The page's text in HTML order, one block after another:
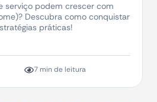
serviço podem crescer com
Descubra como conquistar
práticas!
7 min de leitura